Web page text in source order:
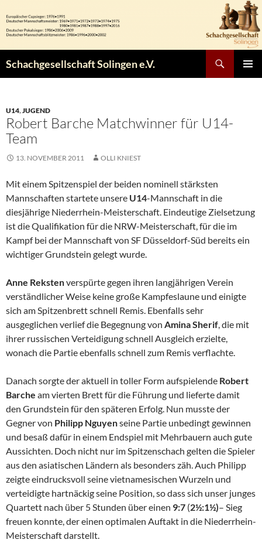
Inhalt
springen
Schachgesellschaft Solingen e.V.
U14,JUGEND
Robert Barche Matchwinner für U14-
Team
13. NOVEMBER 2011 OLLI KNIEST
Mit einem Spitzenspiel der beiden nominell stärksten
Mannschaften startete unsere U14-Mannschaft in die
diesjährige Niederrhein-Meisterschaft. Eindeutige Zielsetzung
ist die Qualifikation für die NRW-Meisterschaft, für die im
Kampf bei der Mannschaft von SF Düsseldorf-Süd bereits ein
wichtiger Grundstein gelegt wurde.
Anne Rekstenverspürte gegen ihren langjährigen Verein
verständlicher Weise keine große Kampfeslaune und einigte
sich am Spitzenbrett schnell Remis. Ebenfalls sehr
ausgeglichen verlief die Begegnung von Amina Sherif, die mit
ihrer russischen Verteidigung schnell Ausgleich erzielte,
wonach die Partie ebenfalls schnell zum Remis verflachte.
Danach sorgte der aktuell in toller Form aufspielende Robert
Barche am vierten Brett für die Führung und lieferte damit
den Grundstein für den späteren Erfolg. Nun musste der
Gegner von Philipp Nguyenseine Partie unbedingt gewinnen
und besaß dafür in einem Endspiel mit Mehrbauern auch gute
Aussichten. Doch nicht nur im Spitzenschach gelten die Spieler
aus den asiatischen Ländern als besonders zäh. Auch Philipp
zeigte eindrucksvoll seine vietnamesischen Wurzeln und
verteidigte hartnäckig seine Position, so dass sich unser junges
Quartett nach über 5 Stunden über einen 9:7 (2½:1½)– Sieg
freuen konnte, der einen optimalen Auftakt in die Niederrhein-
Meisterschaft darstellt.